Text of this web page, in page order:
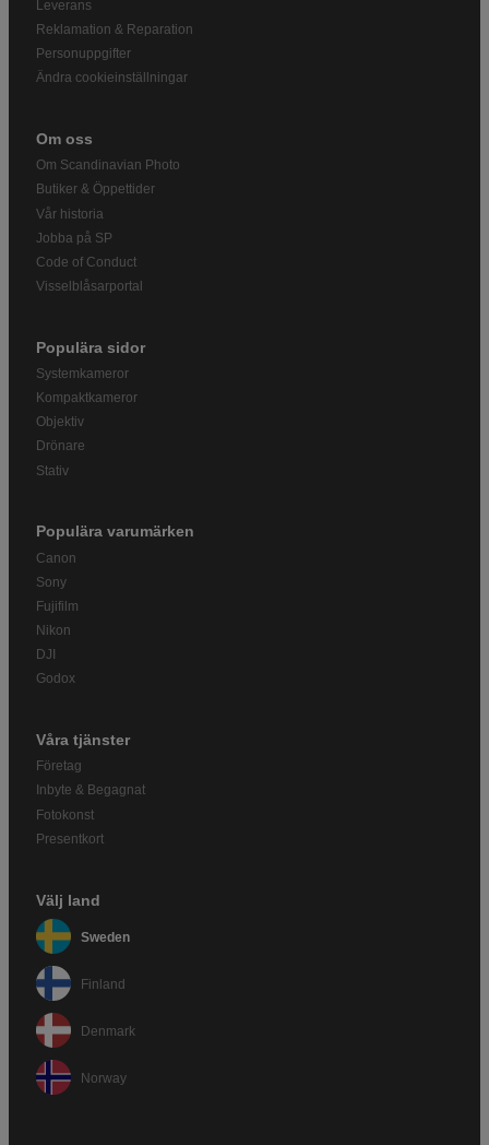
Leverans
Reklamation & Reparation
Personuppgifter
Ändra cookieinställningar
Om oss
Om Scandinavian Photo
Butiker & Öppettider
Vår historia
Jobba på SP
Code of Conduct
Visselblåsarportal
Populära sidor
Systemkameror
Kompaktkameror
Objektiv
Drönare
Stativ
Populära varumärken
Canon
Sony
Fujifilm
Nikon
DJI
Godox
Våra tjänster
Företag
Inbyte & Begagnat
Fotokonst
Presentkort
Välj land
Sweden
Finland
Denmark
Norway